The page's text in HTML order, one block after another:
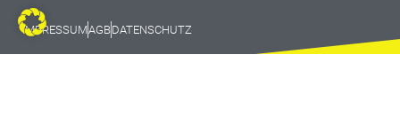
IMPRESSUMAGBDATENSCHUTZ